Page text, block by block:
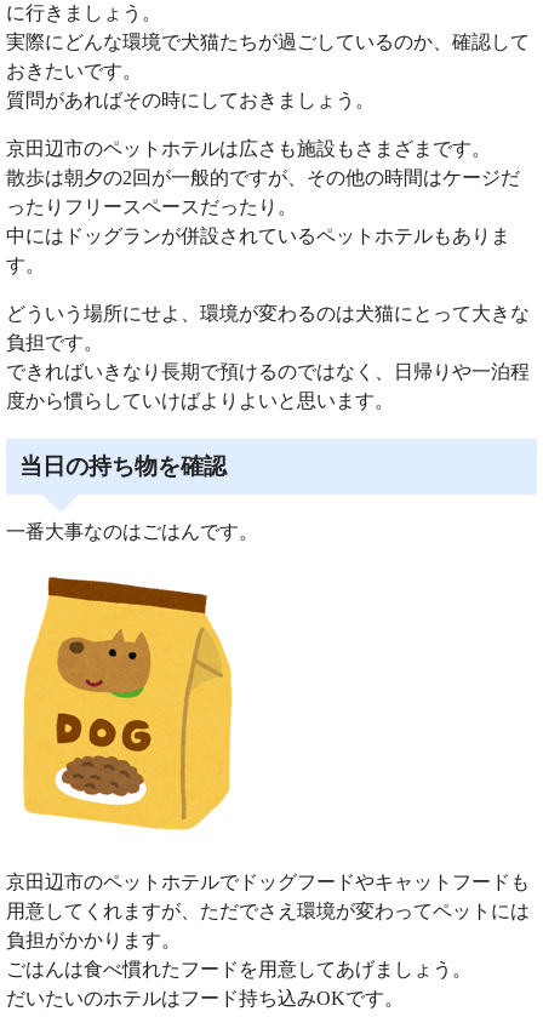
に行きましょう。
実際にどんな環境で犬猫たちが過ごしているのか、確認して
おきたいです。
質問があればその時にしておきましょう。
京田辺市のペットホテルは広さも施設もさまざまです。
散歩は朝夕の2回が一般的ですが、その他の時間はケージだ
ったりフリースペースだったり。
中にはドッグランが併設されているペットホテルもありま
す。
どういう場所にせよ、環境が変わるのは犬猫にとって大きな
負担です。
できればいきなり長期で預けるのではなく、日帰りや一泊程
度から慣らしていけばよりよいと思います。
当日の持ち物を確認
一番大事なのはごはんです。
京田辺市のペットホテルでドッグフードやキャットフードも
用意してくれますが、ただでさえ環境が変わってペットには
負担がかかります。
ごはんは食べ慣れたフードを用意してあげましょう。
だいたいのホテルはフード持ち込みOKです。